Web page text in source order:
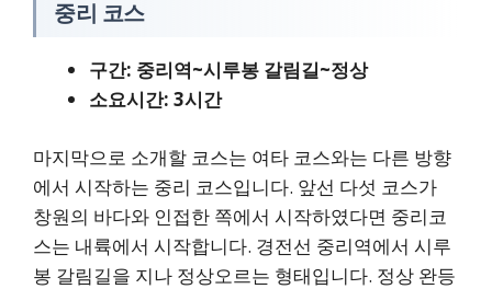
중리 코스
구간: 중리역~시루봉 갈림길~정상
소요시간: 3시간
마지막으로 소개할 코스는 여타 코스와는 다른 방향
에서 시작하는 중리 코스입니다. 앞선 다섯 코스가
창원의 바다와 인접한 쪽에서 시작하였다면 중리코
스는 내륙에서 시작합니다. 경전선 중리역에서 시루
봉 갈림길을 지나 정상오르는 형태입니다. 정상 완등